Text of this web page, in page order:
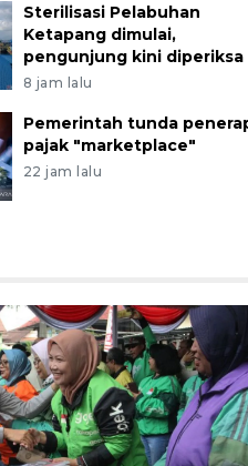
Sterilisasi Pelabuhan
Ketapang dimulai,
pengunjung kini diperiksa
8 jam lalu
Pemerintah tunda
pajak "marketplace"
22 jam lalu